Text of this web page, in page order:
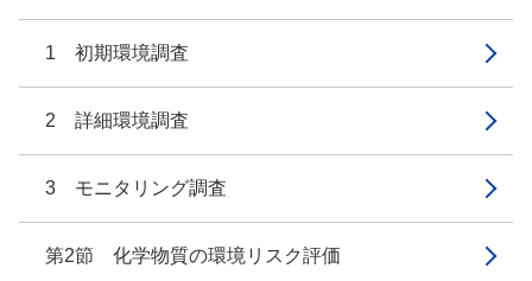
1 初期環境調査
2 詳細環境調査
3 モニタリング調査
第2節 化学物質の環境リスク評価